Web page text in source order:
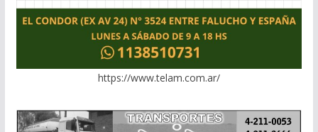
https://www.telam.com.ar/